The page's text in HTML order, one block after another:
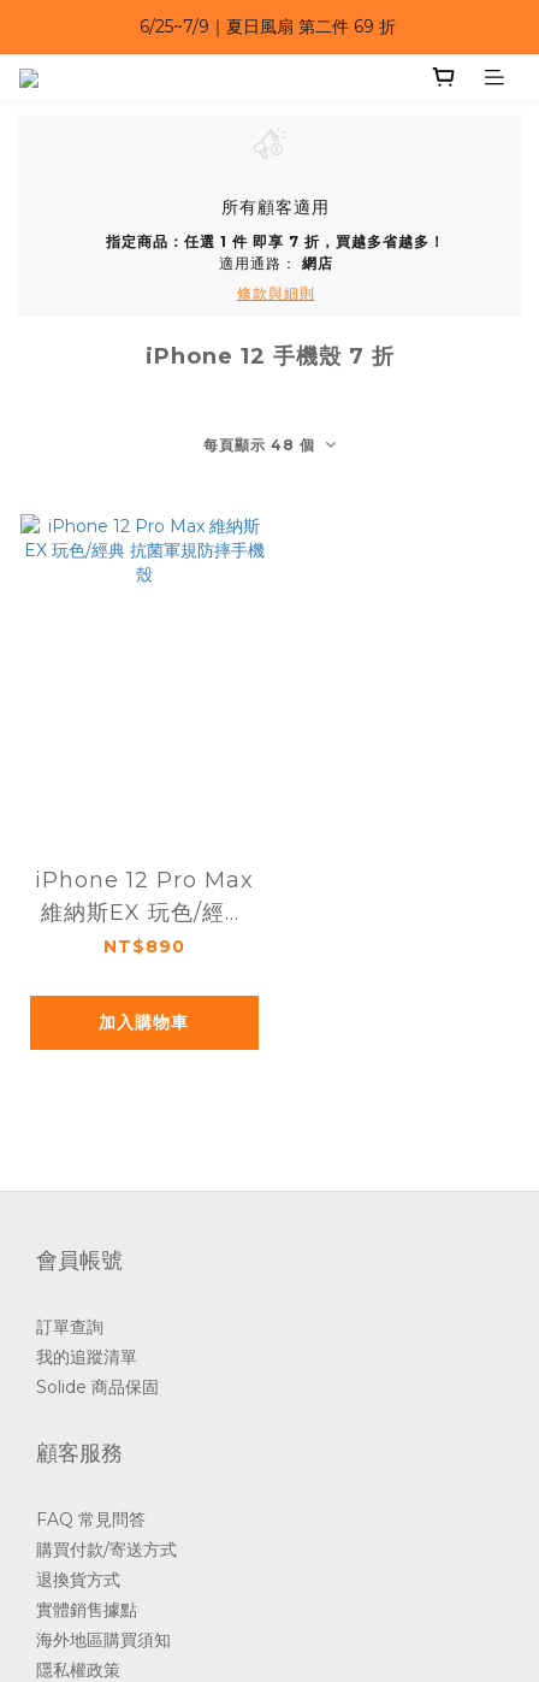
6/25~7/9｜夏日風扇 第二件 69 折
6/25~7/9｜夏日風扇 第二件 69 折
6/25~7/9｜夏日風扇 第二件 69 折
所有顧客適用
指定商品：任選 1 件 即享 7 折，買越多省越多！
適用通路： 網店
條款與細則
iPhone 12 手機殼 7 折
每頁顯示 48 個
iPhone 12 Pro Max
維納斯EX 玩色/經典
抗菌軍規防摔手機殼
NT$890
加入購物車
會員帳號
訂單查詢
我的追蹤清單
Solide 商品保固
顧客服務
FAQ 常見問答
購買付款/寄送方式
退換貨方式
實體銷售據點
海外地區購買須知
隱私權政策